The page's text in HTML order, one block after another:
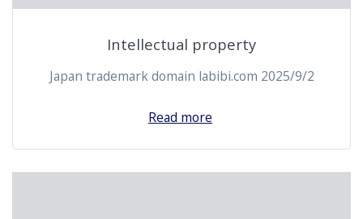
Intellectual property
Japan trademark domain labibi.com 2025/9/2
Read more